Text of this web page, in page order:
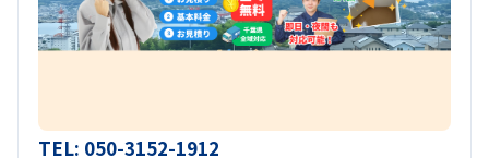
TEL: 050-3152-1912